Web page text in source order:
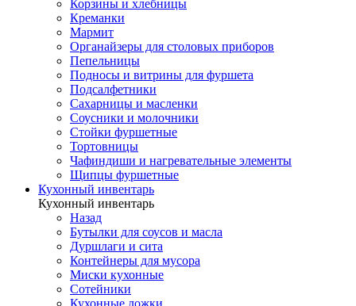
Корзины и хлебницы
Креманки
Мармит
Органайзеры для столовых приборов
Пепельницы
Подносы и витрины для фуршета
Подсалфетники
Сахарницы и масленки
Соусники и молочники
Стойки фуршетные
Тортовницы
Чафиндиши и нагревательные элементы
Щипцы фуршетные
Кухонный инвентарь
Кухонный инвентарь
Назад
Бутылки для соусов и масла
Дуршлаги и сита
Контейнеры для мусора
Миски кухонные
Сотейники
Кухонные ложки